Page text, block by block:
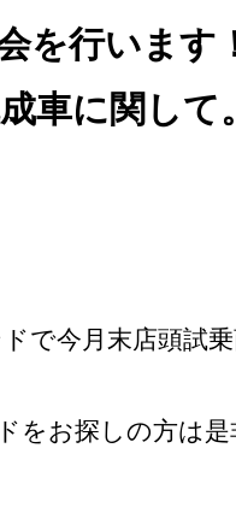
を行います
車に関して。
で今月末店頭試
をお探しの方は